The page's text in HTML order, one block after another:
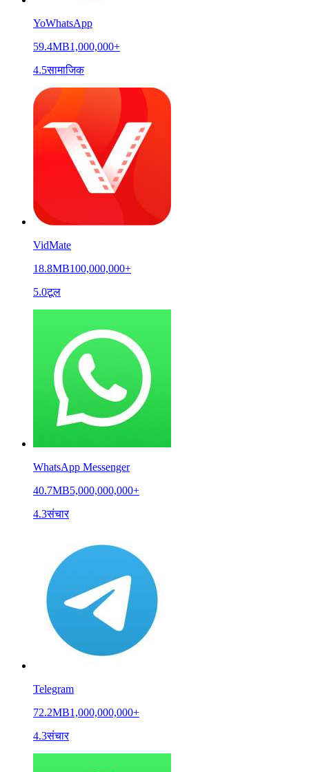
YoWhatsApp
59.4MB1,000,000+
4.5सामाजिक
VidMate
18.8MB100,000,000+
5.0टूल
WhatsApp Messenger
40.7MB5,000,000,000+
4.3संचार
Telegram
72.2MB1,000,000,000+
4.3संचार